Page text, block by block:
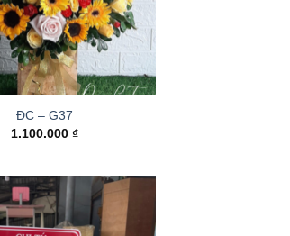
ĐC – G37
1.100.000 ₫